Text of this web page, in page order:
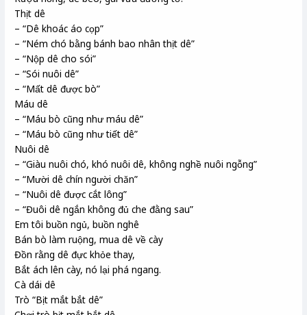
Thịt dê
– “Dê khoác áo cọp”
– “Ném chó bằng bánh bao nhân thịt dê”
– “Nộp dê cho sói”
– “Sói nuôi dê”
– “Mất dê được bò”
Máu dê
– “Máu bò cũng như máu dê”
– “Máu bò cũng như tiết dê”
Nuôi dê
– “Giàu nuôi chó, khó nuôi dê, không nghề nuôi ngỗng”
– “Mười dê chín người chăn”
– “Nuôi dê được cắt lông”
– “Đuôi dê ngắn không đủ che đằng sau”
Em tôi buồn ngủ, buồn nghê
Bán bò làm ruộng, mua dê về cày
Đồn rằng dê đực khỏe thay,
Bắt ách lên cày, nó lại phá ngang.
Cà dái dê
Trò “Bịt mắt bắt dê”